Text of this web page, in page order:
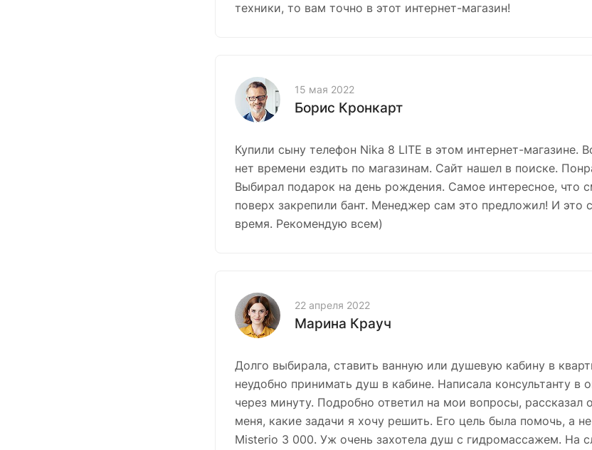
техники, то вам точно в этот интернет-магазин!
15 мая 2022
Борис Кронкарт
Купили сыну телефон Nika 8 LITE в этом интернет-
нет времени ездить по магазинам. Сайт нашел в поиске.
Выбирал подарок на день рождения. Самое интересное, что
поверх закрепили бант. Менеджер сам это предложил! И это
время. Рекомендую всем)
22 апреля 2022
Марина Крауч
Долго выбирала, ставить ванную или душевую кабину в
неудобно принимать душ в кабине. Написала консультанту в
через минуту. Подробно ответил на мои вопросы,
меня, какие задачи я хочу решить. Его цель была помочь, а
Misterio 3 000. Уж очень захотела душ с гидромассажем. На